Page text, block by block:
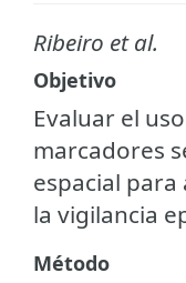
Ribeiro et al.
Objetivo
Evaluar el
marcadores
espacial
la vigilancia
Método